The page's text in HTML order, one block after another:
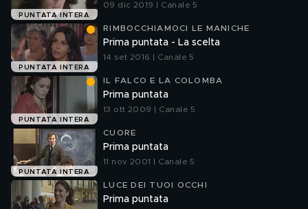
PUNTATA INTERA
09 dic 2019 | Canale 5
PUNTATA INTERA
RIMBOCCHIAMOCI LE MANICHE
Prima puntata - La scelta
14 set 2016 | Canale 5
PUNTATA INTERA
IL FALCO E LA COLOMBA
Prima puntata
13 ott 2009 | Canale 5
PUNTATA INTERA
CUORE
Prima puntata
11 nov 2001 | Canale 5
LUCE DEI TUOI OCCHI
Prima puntata